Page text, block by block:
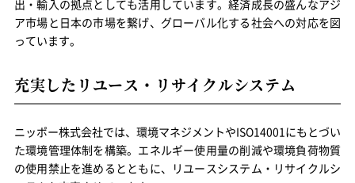
出・輸入の拠点としても活用しています。経済成長の盛んなアジ
ア市場と日本の市場を繋げ、グローバル化する社会への対応を図
っています。
充実したリユース・リサイクルシステム
ニッポー株式会社では、環境マネジメントやISO14001にもとづい
た環境管理体制を構築。エネルギー使用量の削減や環境負荷物質
の使用禁止を進めるとともに、リユースシステム・リサイクルシ